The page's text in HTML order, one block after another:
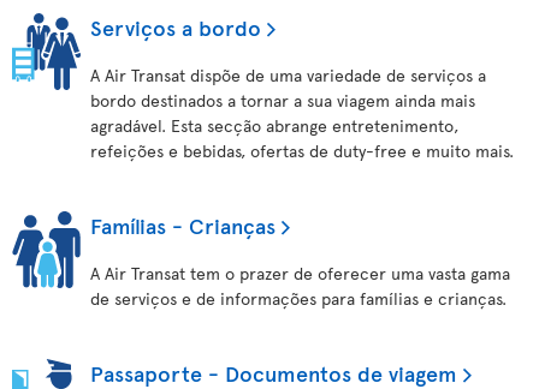
Serviços a bordo
A Air Transat dispõe de uma variedade de serviços a
bordo destinados a tornar a sua viagem ainda mais
agradável. Esta secção abrange entretenimento,
refeições e bebidas, ofertas de duty-free e muito mais.
Famílias - Crianças
A Air Transat tem o prazer de oferecer uma vasta gama
de serviços e de informações para famílias e crianças.
Passaporte - Documentos de viagem